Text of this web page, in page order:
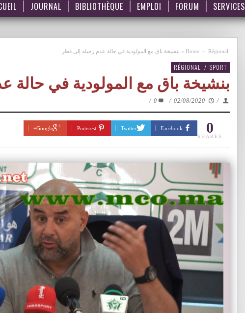
JOURNAL BIBLIOTHÈQUE EMPLOI FORUM SERVICES
Home » Régional
» بنشيخة باق مع المولودية في حالة عدم رحيله إلى قطر
RÉGIONAL / SPORT
بنشيخة باق مع المولودية في حالة
/
02/08/2020
/
0
/
0
SHARES
Facebook
Twitter
Pinterest
Google+